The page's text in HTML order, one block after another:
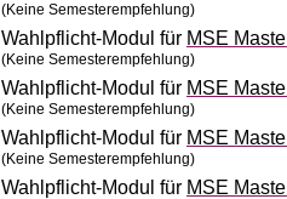
(Keine Semesterempfehlung)
Wahlpflicht-Modul für MSE
(Keine Semesterempfehlung)
Wahlpflicht-Modul für MSE
(Keine Semesterempfehlung)
Wahlpflicht-Modul für MSE
(Keine Semesterempfehlung)
Wahlpflicht-Modul für MSE